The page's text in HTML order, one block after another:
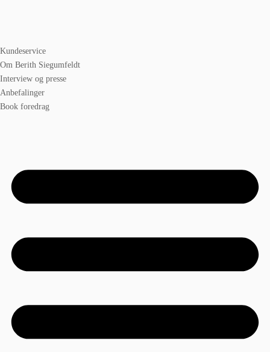
Kundeservice
Om Berith Siegumfeldt
Interview og presse
Anbefalinger
Book foredrag